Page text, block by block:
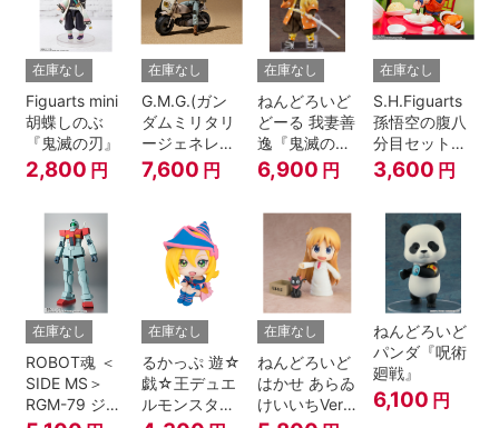
在庫なし
Figuarts mini
胡蝶しのぶ
『鬼滅の刃』
2,800 円
在庫なし
G.M.G.(ガン
ダムミリタリ
ージェネレー
ション） 機動
戦士ガンダム
地球連邦軍V-
SP09 一般兵
士＆連邦兵専
用バイク
7,600 円
在庫なし
ねんどろいど
どーる 我妻善
逸『鬼滅の
刃』
6,900 円
在庫なし
S.H.Figuarts
孫悟空の腹八
分目セット
『ドラゴンボ
ールZ』
3,600 円
在庫なし
ROBOT魂 ＜
SIDE MS＞
RGM-79 ジム
在庫なし
るかっぷ 遊☆
戯☆王デュエ
ルモンスター
在庫なし
ねんどろいど
はかせ あらゐ
けいいちVer.
ねんどろいど
パンダ『呪術
廻戦』
6,100 円